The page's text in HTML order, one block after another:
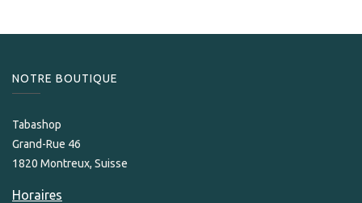
NOTRE BOUTIQUE
Tabashop
Grand-Rue 46
1820 Montreux, Suisse
Horaires